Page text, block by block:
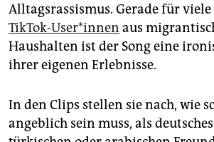
Alltagsrassismus. Gerade für
TikTok-User*innen aus
Haushalten ist der Song eine
ihrer eigenen Erlebnisse.
In den Clips stellen sie nach, wie
angeblich sein muss, als